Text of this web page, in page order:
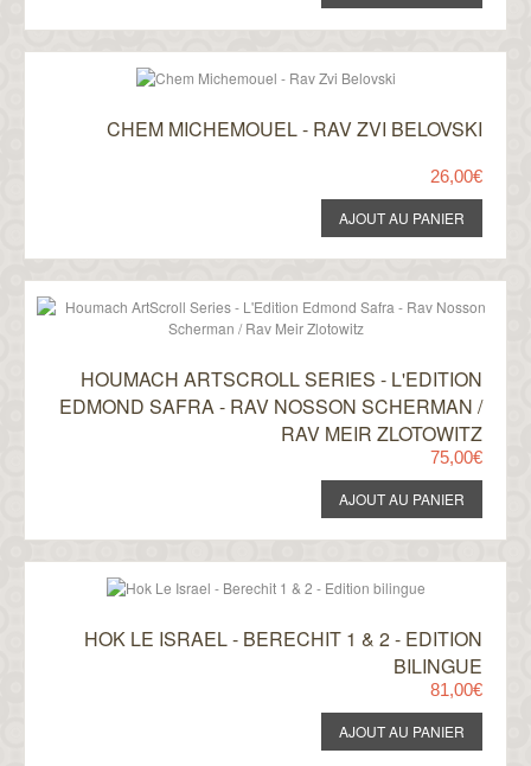
CHEM MICHEMOUEL - RAV ZVI BELOVSKI
26,00€
HOUMACH ARTSCROLL SERIES - L'EDITION
EDMOND SAFRA - RAV NOSSON SCHERMAN /
RAV MEIR ZLOTOWITZ
75,00€
HOK LE ISRAEL - BERECHIT 1 & 2 - EDITION
BILINGUE
81,00€